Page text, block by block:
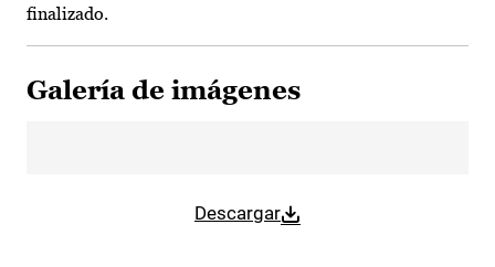
finalizado.
Galería de imágenes
Descargar